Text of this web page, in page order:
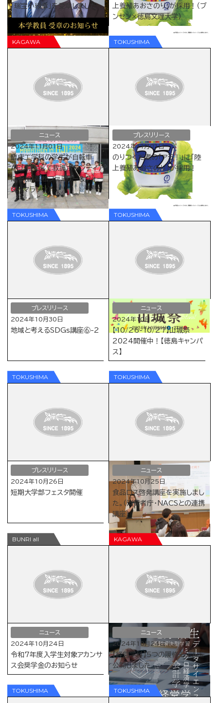
「瑞宝小綬章」を受章しました
上養殖あおさのり」が採用！（ブ
ンセン×徳島文理大学）
ニュース
2024年11月01日
臨床工学科の学生が自転車
AED隊として救護ボランティア
に参加（高松ファミリー＆クォー
ターマラソン）
プレスリリース
2024年11月01日
のりつくだ煮の「アラ！」に「陸
上養殖あおさのり」が採用！
プレスリリース
2024年10月30日
地域と考えるSDGs講座⑥-2
ニュース
2024年10月26日
【10/26-10/27】山城祭
2024開催中！【徳島キャンパ
ス】
プレスリリース
2024年10月26日
短期大学部フェスタ開催
ニュース
2024年10月25日
食品ロス啓発講座を実施しまし
た。（消費者庁・NACSとの連携
講座）
ニュース
2024年10月24日
令和7年度入学生対象アカンサ
ス会奨学金のお知らせ
ニュース
2024年10月24日
【経営学科】5つの履修モデルを
公開しました